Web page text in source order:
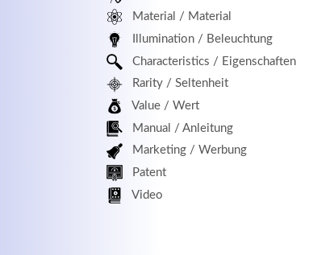
Material / Material
Illumination / Beleuchtung
Characteristics / Eigenschaften
Rarity / Seltenheit
Value / Wert
Manual / Anleitung
Marketing / Werbung
Patent
Video
MEHR INFOS
Kontaktdaten